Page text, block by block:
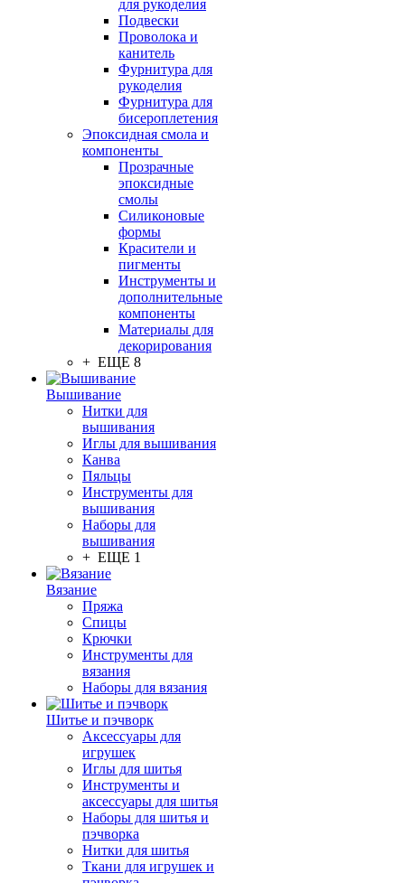
для рукоделия
Подвески
Проволока и
канитель
Фурнитура для
рукоделия
Фурнитура для
бисероплетения
Эпоксидная смола и
компоненты
Прозрачные
эпоксидные
смолы
Силиконовые
формы
Красители и
пигменты
Инструменты и
дополнительные
компоненты
Материалы для
декорирования
+ ЕЩЕ 8
Вышивание
Нитки для
вышивания
Иглы для вышивания
Канва
Пяльцы
Инструменты для
вышивания
Наборы для
вышивания
+ ЕЩЕ 1
Вязание
Пряжа
Спицы
Крючки
Инструменты для
вязания
Наборы для вязания
Шитье и пэчворк
Аксессуары для
игрушек
Иглы для шитья
Инструменты и
аксессуары для шитья
Наборы для шитья и
пэчворка
Нитки для шитья
Ткани для игрушек и